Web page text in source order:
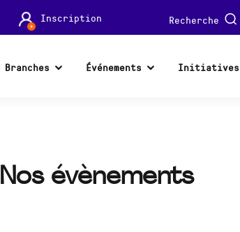
Inscription Recherche
Branches Événements Initiatives
Nos évènements